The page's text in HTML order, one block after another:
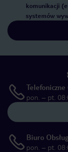
komunikacji
systemów
pon. – pt.
Biuro
pon. – pt.